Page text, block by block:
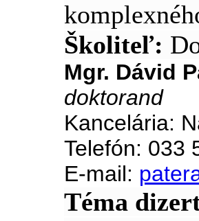
Školiteľ:
Mgr. Dávid
doktorand
Kancelária:
Telefón: 033
E-mail:
Téma